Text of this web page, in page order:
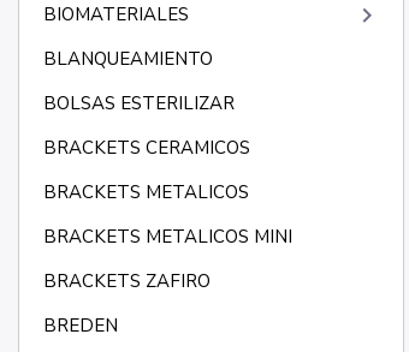
BIOMATERIALES
keyboard_arrow_right
BLANQUEAMIENTO
BOLSAS ESTERILIZAR
BRACKETS CERAMICOS
BRACKETS METALICOS
BRACKETS METALICOS MINI
BRACKETS ZAFIRO
BREDEN